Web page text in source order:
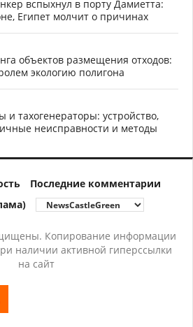
вспыхнул в порту Дамиетта:
Египет молчит о причинах
объектов размещения отходов:
экологию полигона
и тахогенераторы: устройство,
неисправности и методы
Последние комментарии
Копирование информации
наличии активной гиперссылки
на сайт